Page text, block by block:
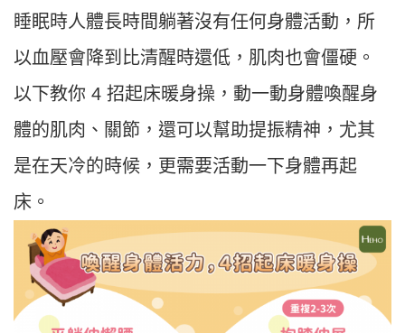
睡眠時人體長時間躺著沒有任何身體活動，所
以血壓會降到比清醒時還低，肌肉也會僵硬。
以下教你 4 招起床暖身操，動一動身體喚醒身
體的肌肉、關節，還可以幫助提振精神，尤其
是在天冷的時候，更需要活動一下身體再起
床。